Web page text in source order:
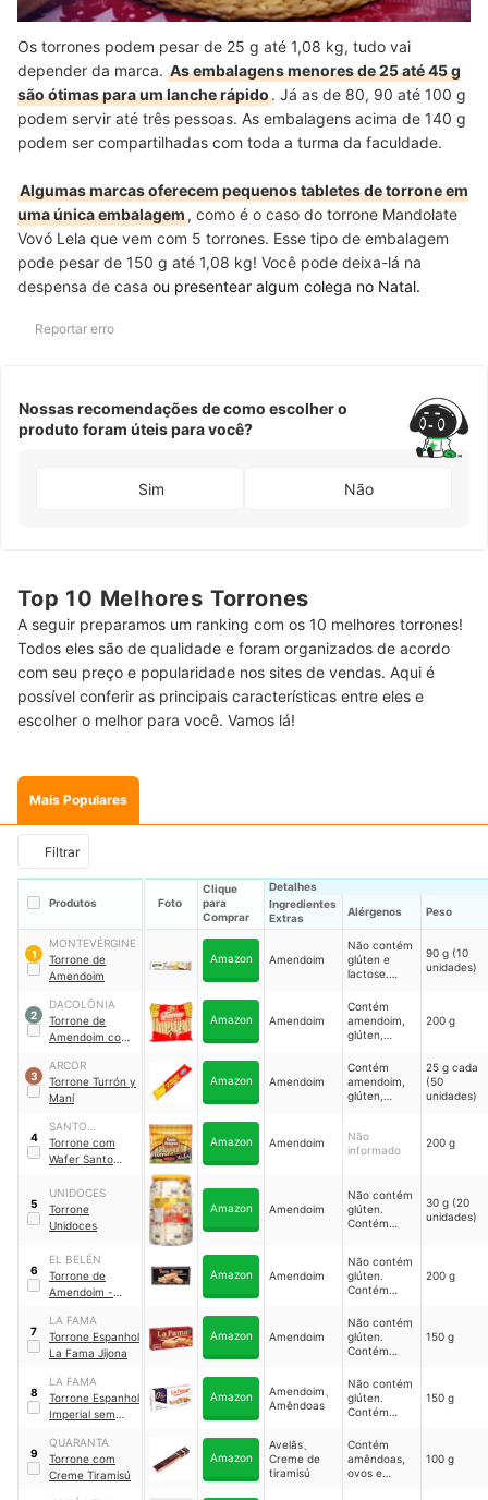
Os torrones podem pesar de 25 g até 1,08 kg, tudo vai
depender da marca. As embalagens menores de 25 até 45 g
são ótimas para um lanche rápido. Já as de 80, 90 até 100 g
podem servir até três pessoas. As embalagens acima de 140 g
podem ser compartilhadas com toda a turma da faculdade.
Algumas marcas oferecem pequenos tabletes de torrone em
uma única embalagem, como é o caso do torrone Mandolate
Vovó Lela que vem com 5 torrones. Esse tipo de embalagem
pode pesar de 150 g até 1,08 kg! Você pode deixa-lá na
despensa de casa ou presentear algum colega no Natal.
Reportar erro
Nossas recomendações de como escolher o
produto foram úteis para você?
Sim Não
Top 10 Melhores Torrones
A seguir preparamos um ranking com os 10 melhores torrones!
Todos eles são de qualidade e foram organizados de acordo
com seu preço e popularidade nos sites de vendas. Aqui é
possível conferir as principais características entre eles e
escolher o melhor para você. Vamos lá!
Mais Populares
Filtrar
Produtos Foto
Clique
para
Comprar
Detalhes
Ingredientes
Extras
Alérgenos Peso
1
MONTEVÉRGINE
Torrone de
Amendoim
Amazon Amendoim
Não contém
glúten e
lactose.
amendoim,
derivados de
ovo e soja,
castanha-
avelã,
amêndoas e
castanha-
90 g (10
unidades)
2
DACOLÔNIA
Torrone de
Amendoim com
Amazon Amendoim
Contém
amendoim,
glúten,
trigo, ovo e
soja
200 g
3
ARCOR
Torrone Turrón y
Maní
Amazon Amendoim
Contém
amendoim,
glúten,
25 g cada
(50
unidades)
4
‎SANTO
ANTÔNIO
Torrone com
Wafer Santo
Amazon Amendoim
Não
informado
200 g
5
UNIDOCES
Torrone
Unidoces
Amazon Amendoim
Não contém
glúten.
Contém
30 g (20
unidades)
6
EL BELÉN
Torrone de
Amendoim -
Cacahuere
Amazon Amendoim
Não contém
glúten.
Contém
derivados de
ovo, soja e
cevada.
de-caju,
amêndoa,
avelã,
do-Pará e
macadâmia,
noz, noz
200 g
7
LA FAMA
Torrone Espanhol
La Fama Jijona
Amazon Amendoim
Não contém
glúten.
Contém
ovo
150 g
8
LA FAMA
Torrone Espanhol
Imperial sem
Amazon
Amendoim、
Amêndoas
Não contém
glúten.
Contém
amendoim e
ovo
150 g
9
QUARANTA
Torrone com
Creme Tiramisú
Amazon
Avelãs、
Creme de
tiramisú
Contém
amêndoas,
ovos e
100 g